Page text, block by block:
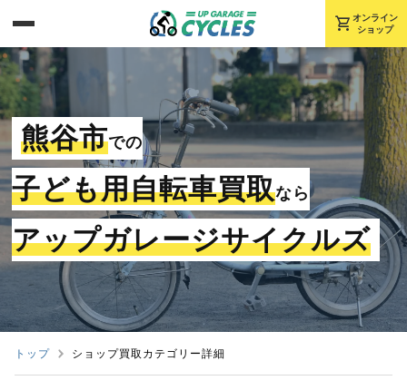
shopping_cart オンライン
ショップ
熊谷市での
子ども用自転車買取なら
アップガレージサイクルズ
トップ ショップ買取カテゴリー詳細